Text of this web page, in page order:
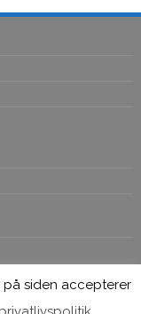
forbeholdes. Vi
priser.
siden accepterer